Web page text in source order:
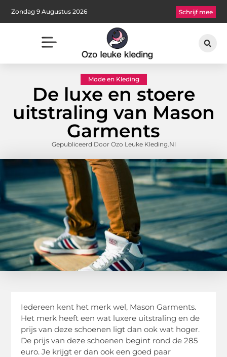
Zondag 9 Augustus 2026 Schrijf mee
Mode en Kleding
De luxe en stoere
uitstraling van Mason
Garments
Gepubliceerd Door Ozo Leuke Kleding.nl
Iedereen kent het merk wel, Mason Garments.
Het merk heeft een wat luxere uitstraling en de
prijs van deze schoenen ligt dan ook wat hoger.
De prijs van deze schoenen begint rond de 285
euro. Je krijgt er dan ook een goed paar